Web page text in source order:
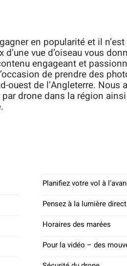
en popularité et il
vue d’oiseau vous
engageant et
de prendre des
de l’Angleterre. Nous
drone dans la région
Planifiez votre vol à
Pensez à la lumière
Horaires des marées
Pour la vidéo – des